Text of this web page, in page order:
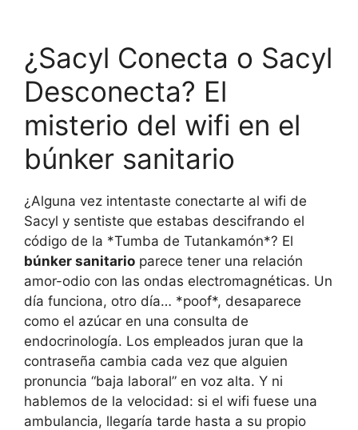
¿Sacyl Conecta o Sacyl
Desconecta? El
misterio del wifi en el
búnker sanitario
¿Alguna vez intentaste conectarte al wifi de
Sacyl y sentiste que estabas descifrando el
código de la *Tumba de Tutankamón*? El
búnker sanitario parece tener una relación
amor-odio con las ondas electromagnéticas. Un
día funciona, otro día… *poof*, desaparece
como el azúcar en una consulta de
endocrinología. Los empleados juran que la
contraseña cambia cada vez que alguien
pronuncia “baja laboral” en voz alta. Y ni
hablemos de la velocidad: si el wifi fuese una
ambulancia, llegaría tarde hasta a su propio